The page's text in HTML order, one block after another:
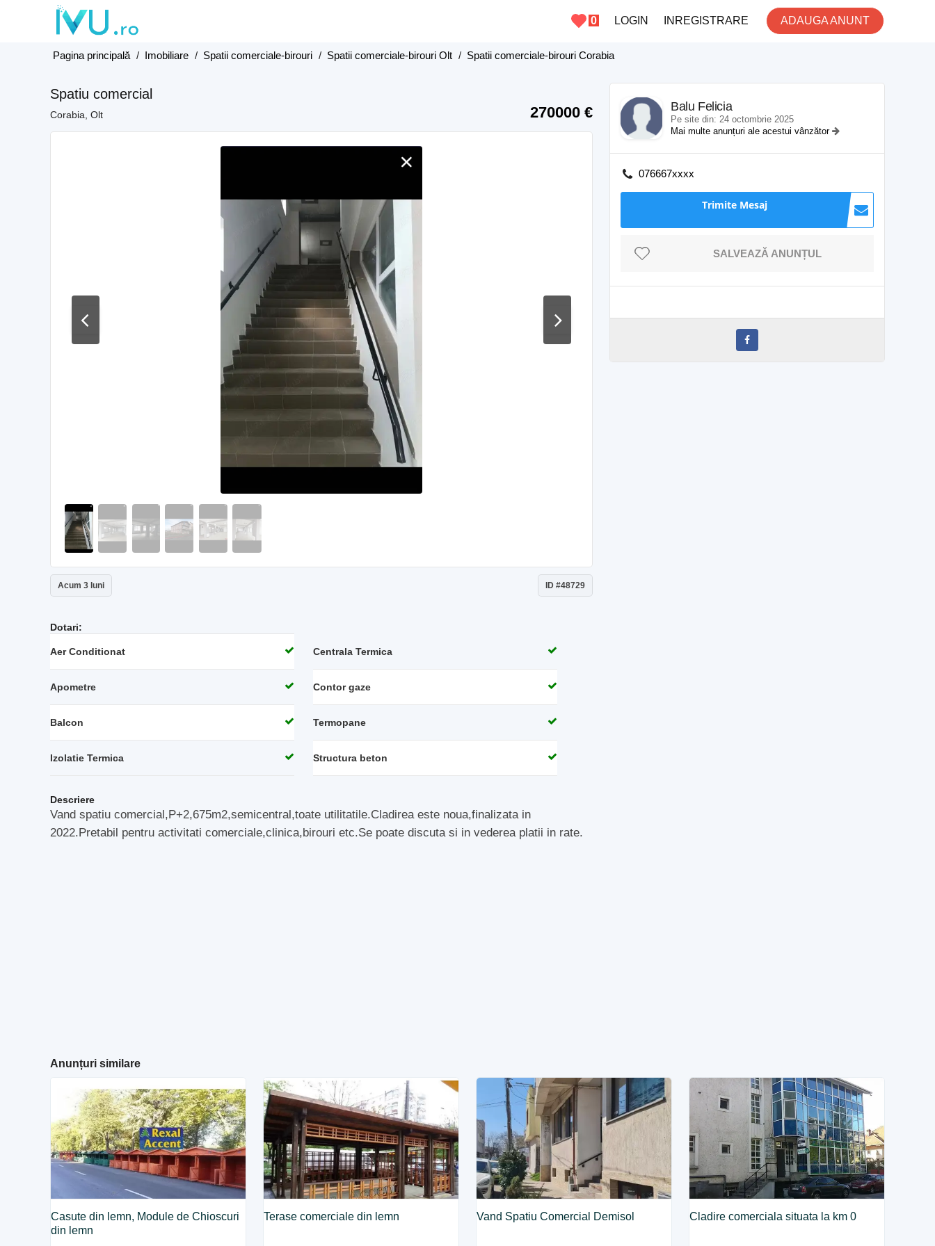
ADAUGA ANUNT
INREGISTRARE
LOGIN
0
Pagina principală / Imobiliare / Spatii comerciale-birouri / Spatii comerciale-birouri Olt / Spatii comerciale-birouri Corabia
Spatiu comercial
Corabia, Olt 270000 €
Acum 3 luni ID #48729
Dotari:
Aer Conditionat Centrala Termica
Apometre Contor gaze
Balcon Termopane
Izolatie Termica Structura beton
Descriere
Vand spatiu comercial,P+2,675m2,semicentral,toate utilitatile.Cladirea este noua,finalizata in
2022.Pretabil pentru activitati comerciale,clinica,birouri etc.Se poate discuta si in vederea platii in rate.
Balu Felicia
Pe site din: 24 octombrie 2025
Mai multe anunțuri ale acestui vânzător
076667xxxx
Trimite Mesaj
SALVEAZĂ ANUNȚUL
Anunțuri similare
Casute din lemn, Module de Chioscuri
din lemn
Terase comerciale din lemn Vand Spatiu Comercial Demisol Cladire comerciala situata la km 0